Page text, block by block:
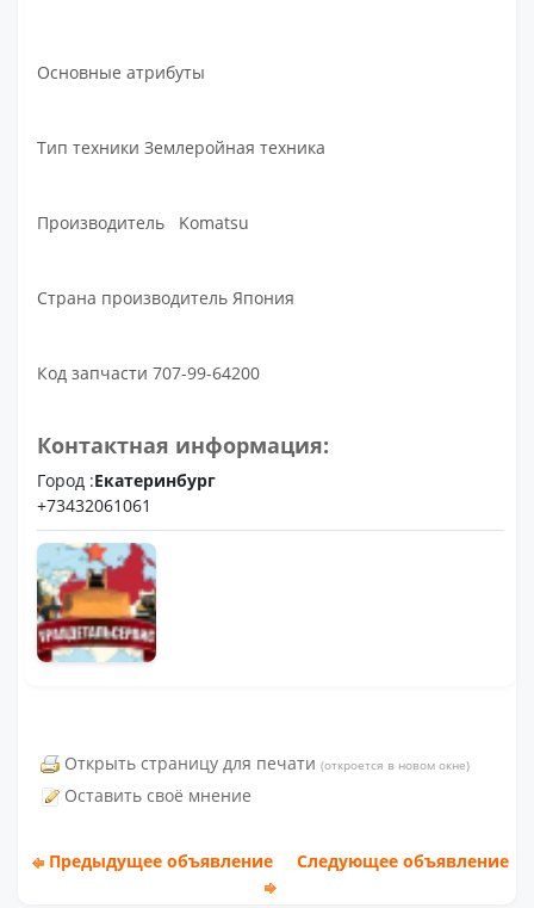
Основные атрибуты
Тип техники Землеройная техника
Производитель Komatsu
Страна производитель Япония
Код запчасти 707-99-64200
Контактная информация:
Город :Екатеринбург
+73432061061
Открыть страницу для печати (откроется в новом окне)
Оставить своё мнение
Предыдущее объявление Следующее объявление